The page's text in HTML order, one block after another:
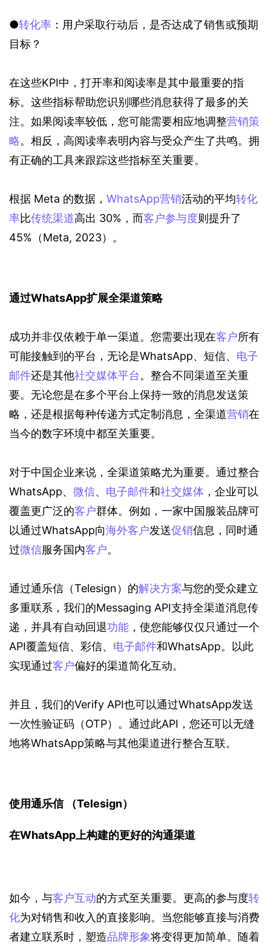
●转化率 ：用户采取行动后，是否达成了销售或预期
目标？
在这些KPI中，打开率和阅读率是其中最重要的指
标。这些指标帮助您识别哪些消息获得了最多的关
注。如果阅读率较低，您可能需要相应地调整营销策
略。相反，高阅读率表明内容与受众产生了共鸣。拥
有正确的工具来跟踪这些指标至关重要。
根据 Meta 的数据， WhatsApp营销活动的平均转化
率比传统渠道高出 30%，而客户参与度则提升了
45%（Meta, 2023）。
通过WhatsApp扩展全渠道策略
成功并非仅依赖于单一渠道。您需要出现在客户所有
可能接触到的平台，无论是WhatsApp、短信、 电子
邮件还是其他社交媒体平台。整合不同渠道至关重
要。无论您是在多个平台上保持一致的消息发送策
略，还是根据每种传递方式定制消息，全渠道营销在
当今的数字环境中都至关重要。
对于中国企业来说，全渠道策略尤为重要。通过整合
WhatsApp、 微信、 电子邮件和社交媒体 ，企业可以
覆盖更广泛的客户群体。例如，一家中国服装品牌可
以通过WhatsApp向海外客户发送促销信息，同时通
过微信服务国内客户。
通过通乐信（Telesign）的解决方案与您的受众建立
多重联系，我们的Messaging API支持全渠道消息传
递，并具有自动回退功能 ，使您能够仅仅只通过一个
API覆盖短信、彩信、 电子邮件和WhatsApp。以此
实现通过客户偏好的渠道简化互动。
并且，我们的Verify API也可以通过WhatsApp发送
一次性验证码（OTP）。通过此API，您还可以无缝
地将WhatsApp策略与其他渠道进行整合互联。
使用通乐信 （Telesign）
在WhatsApp上构建的更好的沟通渠道
如今，与客户互动的方式至关重要。更高的参与度转
化为对销售和收入的直接影响。当您能够直接与消费
者建立联系时，塑造品牌形象将变得更加简单。随着